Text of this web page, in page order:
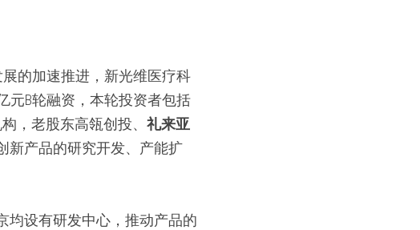
的加速推进，新光维医疗科
元B轮融资，本轮投资者包括
构，老股东高瓴创投、 礼来亚
新产品的研究开发、产能扩
均设有研发中心，推动产品的